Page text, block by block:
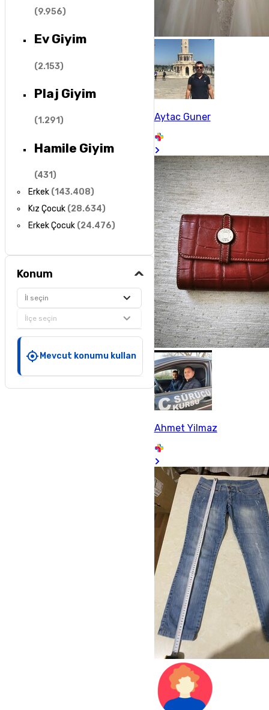
(9.956)
Ev Giyim
(2.153)
Plaj Giyim
(1.291)
Hamile Giyim
(431)
Erkek (143.408)
Kız Çocuk (28.634)
Erkek Çocuk (24.476)
Konum
İl seçin
İlçe seçin
Mevcut konumu kullan
Aytac Guner
Ahmet Yilmaz